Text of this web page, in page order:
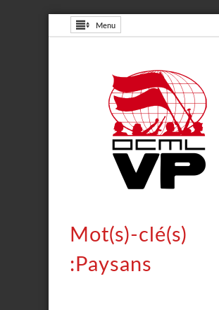
Menu
Mot(s)-clé(s)
:Paysans